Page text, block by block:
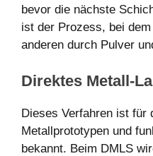
bevor die nächste
ist der Prozess, bei
anderen durch Pulver
Direktes Metall-
Dieses Verfahren ist für
Metallprototypen und
bekannt. Beim DMLS